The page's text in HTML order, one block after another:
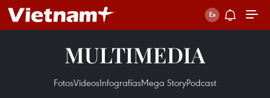
MULTIMEDIA
FotosVideosInfografíasMega StoryPodcast